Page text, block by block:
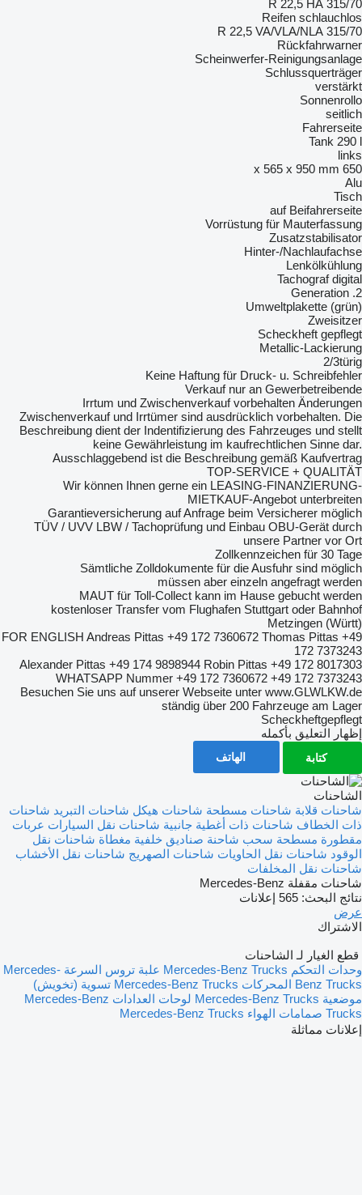
315/70 R 22,5 HA
Reifen schlauchlos
315/70 R 22,5 VA/VLA/NLA
Rückfahrwarner
Scheinwerfer-Reinigungsanlage
Schlussquerträger
verstärkt
Sonnenrollo
seitlich
Fahrerseite
Tank 290 l
links
650 x 565 x 950 mm
Alu
Tisch
auf Beifahrerseite
Vorrüstung für Mauterfassung
Zusatzstabilisator
Hinter-/Nachlaufachse
Lenkölkühlung
Tachograf digital
2. Generation
Umweltplakette (grün)
Zweisitzer
Scheckheft gepflegt
Metallic-Lackierung
2/3türig
Keine Haftung für Druck- u. Schreibfehler
Verkauf nur an Gewerbetreibende
Irrtum und Zwischenverkauf vorbehalten Änderungen
Zwischenverkauf und Irrtümer sind ausdrücklich vorbehalten. Die
Beschreibung dient der Indentifizierung des Fahrzeuges und stellt
keine Gewährleistung im kaufrechtlichen Sinne dar.
Ausschlaggebend ist die Beschreibung gemäß Kaufvertrag
TOP-SERVICE + QUALITÄT
Wir können Ihnen gerne ein LEASING-FINANZIERUNG-
MIETKAUF-Angebot unterbreiten
Garantieversicherung auf Anfrage beim Versicherer möglich
TÜV / UVV LBW / Tachoprüfung und Einbau OBU-Gerät durch
unsere Partner vor Ort
Zollkennzeichen für 30 Tage
Sämtliche Zolldokumente für die Ausfuhr sind möglich
müssen aber einzeln angefragt werden
MAUT für Toll-Collect kann im Hause gebucht werden
kostenloser Transfer vom Flughafen Stuttgart oder Bahnhof
Metzingen (Württ)
FOR ENGLISH Andreas Pittas +49 172 7360672 Thomas Pittas +49
172 7373243
Alexander Pittas +49 174 9898944 Robin Pittas +49 172 8017303
WHATSAPP Nummer +49 172 7360672 +49 172 7373243
Besuchen Sie uns auf unserer Webseite unter www.GLWLKW.de
ständig über 200 Fahrzeuge am Lager
Scheckheftgepflegt
إظهار التعليق بأكمله
كتابة الهاتف
الشاحنات
شاحنات قلابة شاحنات مسطحة شاحنات هيكل شاحنات التبريد شاحنات
ذات الخطاف شاحنات ذات أغطية جانبية شاحنات نقل السيارات عربات
مقطورة مسطحة سحب شاحنة صناديق خلفية مغطاة شاحنات نقل
الوقود شاحنات نقل الحاويات شاحنات الصهريج شاحنات نقل الأخشاب
شاحنات نقل المخلفات
شاحنات مقفلة Mercedes-Benz
نتائج البحث: 565 إعلانات
عرض
الاشتراك
قطع الغيار لـ الشاحنات
وحدات التحكم Mercedes-Benz Trucks
علبة تروس السرعة Mercedes-
Benz Trucks المحركات Mercedes-Benz Trucks
تسوية (تخويش)
موضعية Mercedes-Benz Trucks
لوحات العدادات Mercedes-Benz
Trucks صمامات الهواء Mercedes-Benz Trucks
إعلانات مماثلة